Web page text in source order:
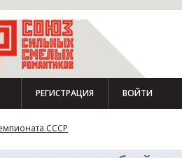
РЕГИСТРАЦИЯ ВОЙТИ
СССР